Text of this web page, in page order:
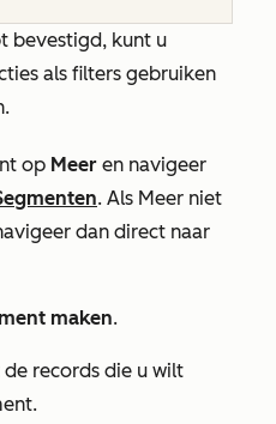
bevestigd, kunt u
als filters gebruiken
op Meer en navigeer
. Als Meer niet
dan direct naar
maken.
de records die u wilt